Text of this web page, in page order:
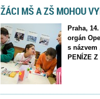
ŽÁCI MŠ A ZŠ MOHOU
Praha,
orgán
s názvem
PENÍZE